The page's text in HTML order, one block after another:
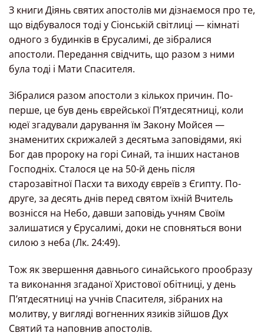
З книги Діянь святих апостолів ми дізнаємося про те,
що відбувалося тоді у Сіонській світлиці — кімнаті
одного з будинків в Єрусалимі, де зібралися
апостоли. Передання свідчить, що разом з ними
була тоді і Мати Спасителя.
Зібралися разом апостоли з кількох причин. По-
перше, це був день єврейської П’ятдесятниці, коли
юдеї згадували дарування їм Закону Мойсея —
знаменитих скрижалей з десятьма заповідями, які
Бог дав пророку на горі Синай, та інших настанов
Господніх. Сталося це на 50-й день після
старозавітної Пасхи та виходу євреїв з Єгипту. По-
друге, за десять днів перед святом їхній Вчитель
вознісся на Небо, давши заповідь учням Своїм
залишатися у Єрусалимі, доки не сповняться вони
силою з неба (Лк. 24:49).
Тож як звершення давнього синайського прообразу
та виконання згаданої Христової обітниці, у день
П’ятдесятниці на учнів Спасителя, зібраних на
молитву, у вигляді вогненних язиків зійшов Дух
Святий та наповнив апостолів.